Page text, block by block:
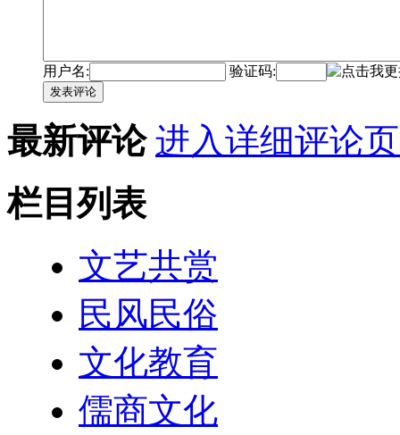
用户名: 验证码:
发表评论
最新评论 进入详细评论
栏目列表
文艺共赏
民风民俗
文化教育
儒商文化